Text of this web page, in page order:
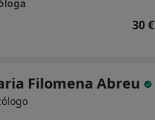
30 €
Filomena Abreu